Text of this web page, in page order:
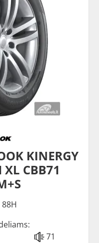
KINERGY
CBB71
71